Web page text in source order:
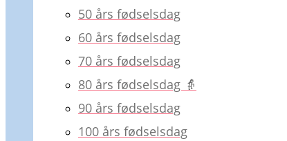
50 års fødselsdag
60 års fødselsdag
70 års fødselsdag
80 års fødselsdag 👵
90 års fødselsdag
100 års fødselsdag